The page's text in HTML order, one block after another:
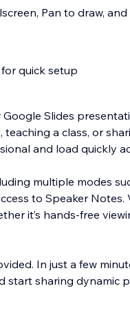
Pan to draw, and
quick setup
Slides
a class, or
and load quickly
multiple modes
to Speaker Notes.
it’s hands-free
In just a few
start sharing dynamic